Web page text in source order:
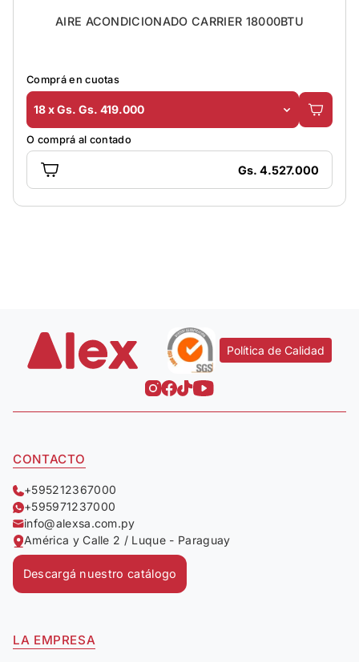
AIRE ACONDICIONADO CARRIER 18000BTU
Comprá en cuotas
18 x Gs. Gs. 419.000
O comprá al contado
Gs. 4.527.000
Política de Calidad
CONTACTO
+595212367000
+595971237000
info@alexsa.com.py
América y Calle 2 / Luque - Paraguay
Descargá nuestro catálogo
LA EMPRESA